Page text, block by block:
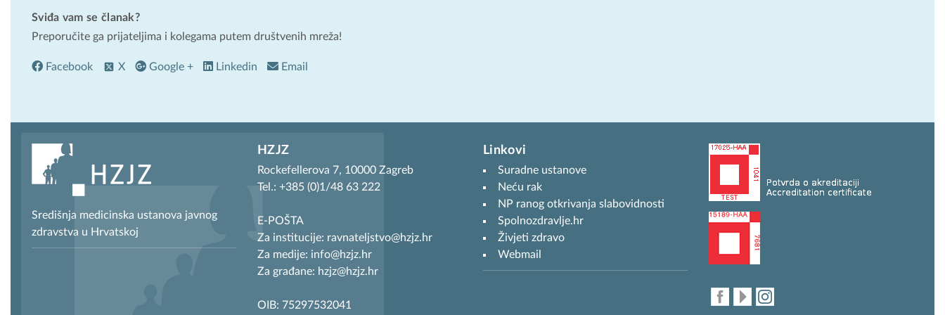
Sviđa vam se članak?
Preporučite ga prijateljima i kolegama putem društvenih mreža!
Facebook X Google + Linkedin Email
Središnja medicinska ustanova javnog
zdravstva u Hrvatskoj
HZJZ
Rockefellerova 7, 10000 Zagreb
Tel.: +385 (0)1/48 63 222
E-POŠTA
Za institucije: ravnateljstvo@hzjz.hr
Za medije: info@hzjz.hr
Za građane: hzjz@hzjz.hr
OIB: 75297532041
Linkovi
Suradne ustanove
Neću rak
NP ranog otkrivanja slabovidnosti
Spolnozdravlje.hr
Živjeti zdravo
Webmail